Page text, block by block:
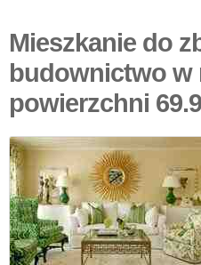
Mieszkanie do
budownictwo w
powierzchni